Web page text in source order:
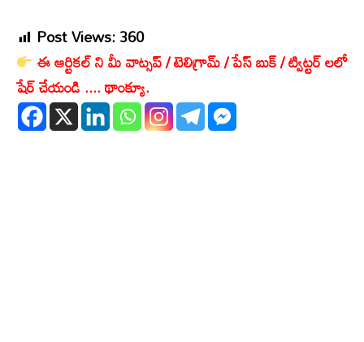
Post Views:360
ఈ ఆర్టికల్ ని మీ వాట్సప్ / టెలిగ్రామ్ / పేస్ బుక్ / ట్విట్టర్ లలో
షేర్ చేయండి .... థాంక్యూ.